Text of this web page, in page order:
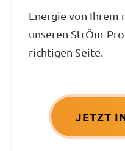
Energie von Ihrem
unseren StrÖm-
richtigen Seite.
JETZT